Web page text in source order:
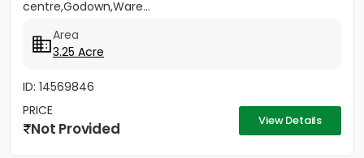
centre,Godown,Ware...
Area
3.25 Acre
ID: 14569846
PRICE
Not Provided View Details